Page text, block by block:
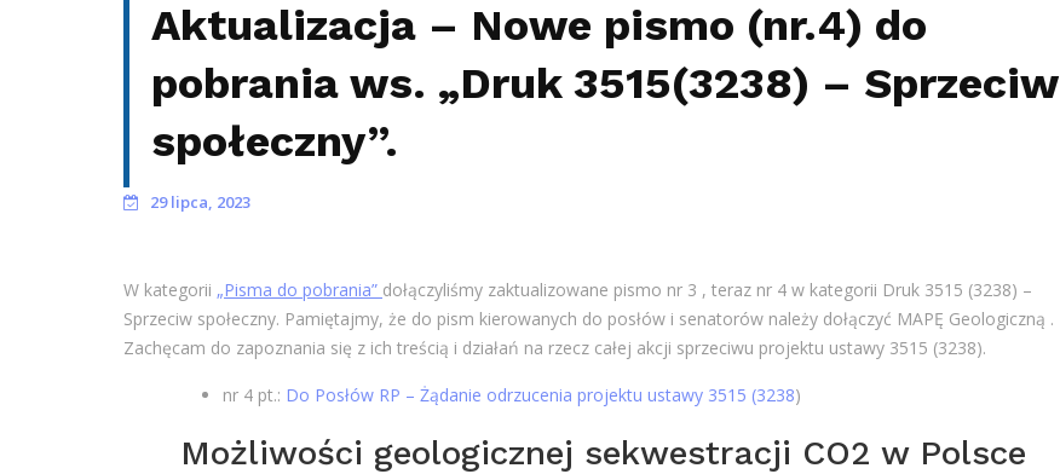
Aktualizacja – Nowe pismo (nr.4) do
pobrania ws. „Druk 3515(3238) – Sprzeciw
społeczny”.
29 lipca, 2023
W kategorii „Pisma do pobrania” dołączyliśmy zaktualizowane pismo nr 3 , teraz nr 4 w kategorii Druk 3515 (3238) –
Sprzeciw społeczny. Pamiętajmy, że do pism kierowanych do posłów i senatorów należy dołączyć MAPĘ Geologiczną .
Zachęcam do zapoznania się z ich treścią i działań na rzecz całej akcji sprzeciwu projektu ustawy 3515 (3238).
nr 4 pt.: Do Posłów RP – Żądanie odrzucenia projektu ustawy 3515 (3238)
Możliwości geologicznej sekwestracji CO2 w Polsce